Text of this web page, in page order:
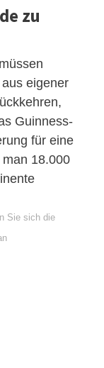
zu
eigener
Guinness-
für eine
18.000
Sie sich die